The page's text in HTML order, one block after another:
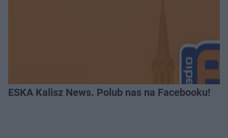
ESKA Kalisz News. Polub nas na Facebooku!